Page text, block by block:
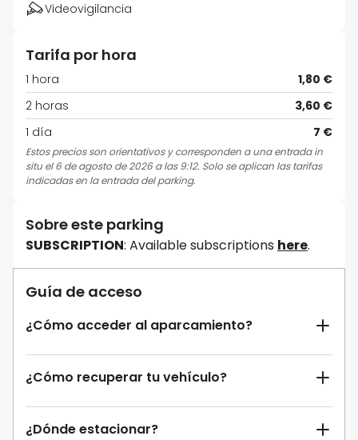
Videovigilancia
Tarifa por hora
1 hora
1,80 €
2 horas
3,60 €
1 día
7 €
Estos precios son orientativos y corresponden a una entrada in
situ el 6 de agosto de 2026 a las 9:12. Solo se aplican las tarifas
indicadas en la entrada del parking.
Sobre este parking
SUBSCRIPTION: Available subscriptions here.
Guía de acceso
¿Cómo acceder al aparcamiento?
¿Cómo recuperar tu vehículo?
¿Dónde estacionar?